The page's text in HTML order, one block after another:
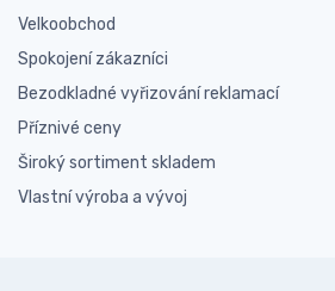
Velkoobchod
Spokojení zákazníci
Bezodkladné vyřizování reklamací
Příznivé ceny
Široký sortiment skladem
Vlastní výroba a vývoj